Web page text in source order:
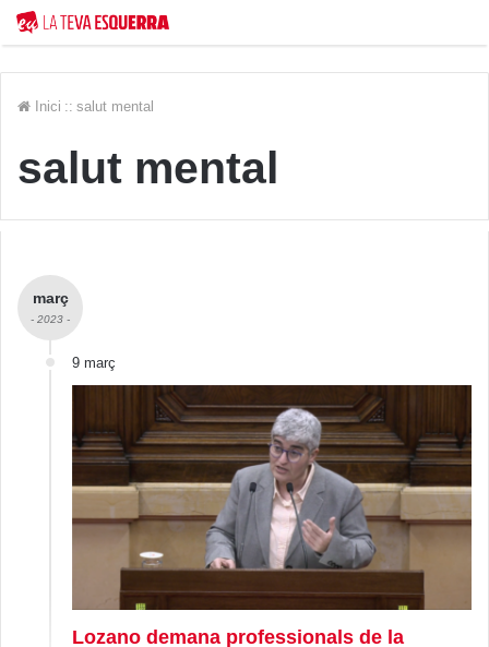
Inici :: salut mental
salut mental
març
- 2023 -
9 març
Lozano demana professionals de la